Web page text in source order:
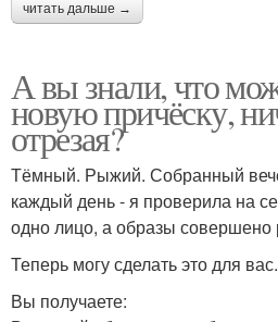
читать дальше →
А вы знали, что
новую причёску,
отрезая?
Тёмный. Рыжий. Собранный
каждый день - я проверила на
одно лицо, а образы совершено
Теперь могу сделать это для вас.
Вы получаете: